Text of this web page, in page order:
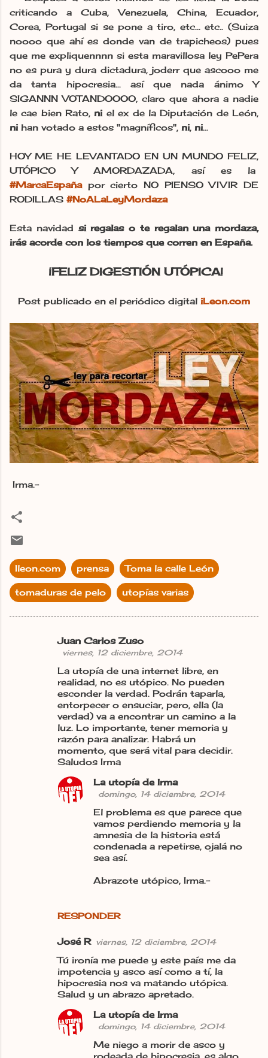
criticando a Cuba, Venezuela, China, Ecuador,
Corea, Portugal si se pone a tiro, etc... etc.. (Suiza
noooo que ahí es donde van de trapicheos) pues
que me expliquennnn si esta maravillosa ley PePera
no es pura y dura dictadura, joderr que ascooo me
da tanta hipocresia... así que nada ánimo Y
SIGANNN VOTANDOOOO, claro que ahora a nadie
le cae bien Rato,ni el ex de la Diputación de León,
ni han votado a estos "magníficos", ni, ni...
HOY ME HE LEVANTADO EN UN MUNDO FELIZ,
UTÓPICO Y AMORDAZADA, así es la
#MarcaEspañapor cierto NO PIENSO VIVIR DE
RODILLAS #NoALaLeyMordaza
Esta navidad si regalas o te regalan una mordaza,
irás acorde con los tiempos que corren en España.
¡FELIZ DIGESTIÓN UTÓPICA!
Post publicado en el periódico digital iLeon.com
Irma.-
Ileon.com prensa Toma la calle León
tomaduras de pelo utopías varias
Juan Carlos Zuso
viernes, 12 diciembre, 2014
La utopía de una internet libre, en
realidad, no es utópico. No pueden
esconder la verdad. Podrán taparla,
entorpecer o ensuciar, pero, ella (la
verdad) va a encontrar un camino a la
luz. Lo importante, tener memoria y
razón para analizar. Habrá un
momento, que será vital para decidir.
Saludos Irma
RESPONDER
La utopía de Irma
domingo, 14 diciembre, 2014
El problema es que parece que
vamos perdiendo memoria y la
amnesia de la historia está
condenada a repetirse, ojalá no
sea así.
Abrazote utópico, Irma.-
José R viernes, 12 diciembre, 2014
Tú ironía me puede y este país me da
impotencia y asco así como a tí, la
hipocresia nos va matando utópica.
Salud y un abrazo apretado.
La utopía de Irma
domingo, 14 diciembre, 2014
Me niego a morir de asco y
rodeada de hipocresia, es algo